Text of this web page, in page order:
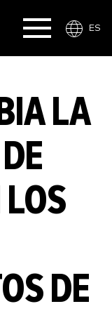
ES
LA
DE